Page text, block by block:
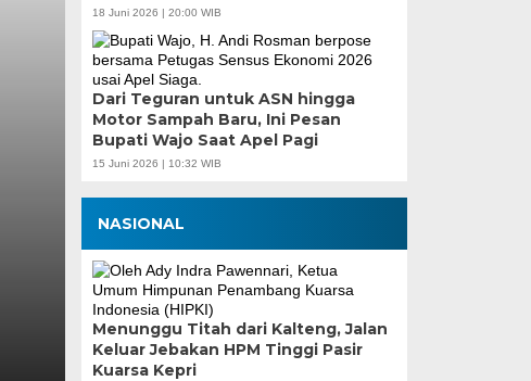
18 Juni 2026 | 20:00 WIB
Dari Teguran untuk ASN hingga
Motor Sampah Baru, Ini Pesan
Bupati Wajo Saat Apel Pagi
15 Juni 2026 | 10:32 WIB
NASIONAL
Menunggu Titah dari Kalteng, Jalan
Keluar Jebakan HPM Tinggi Pasir
Kuarsa Kepri